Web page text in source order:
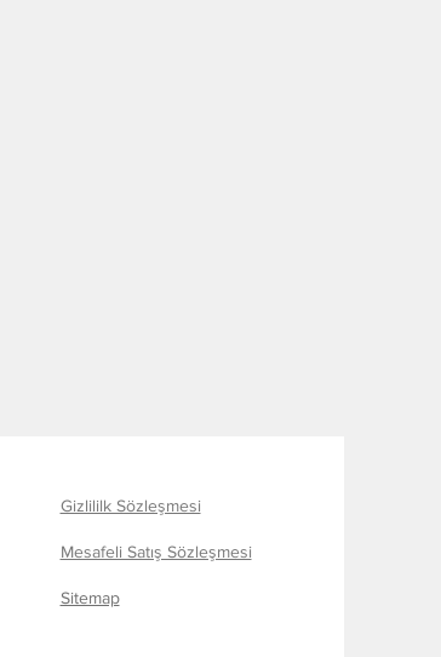
Gizlililk Sözleşmesi
Mesafeli Satış Sözleşmesi
Sitemap